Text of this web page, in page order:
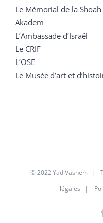
Le Mémorial de la Shoah
Akadem
L’Ambassade d’Israël
Le CRIF
L’OSE
Le Musée d’art et
© 2022 Yad Vashem |
légales |